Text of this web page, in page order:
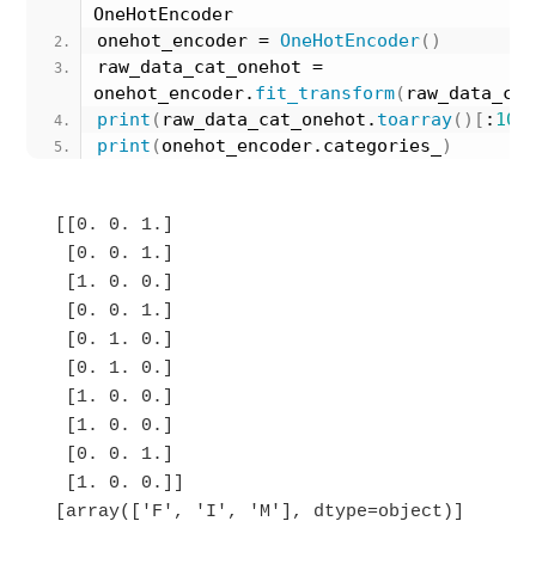
OneHotEncoder
onehot_encoder = OneHotEncoder()
raw_data_cat_onehot =
onehot_encoder. fit_transform( raw_data_cat
print ( raw_data_cat_onehot. toarray()[ : 10
print (onehot_encoder.categories_ )
[[0. 0. 1.]
[0. 0. 1.]
[1. 0. 0.]
[0. 0. 1.]
[0. 1. 0.]
[0. 1. 0.]
[1. 0. 0.]
[1. 0. 0.]
[0. 0. 1.]
[1. 0. 0.]]